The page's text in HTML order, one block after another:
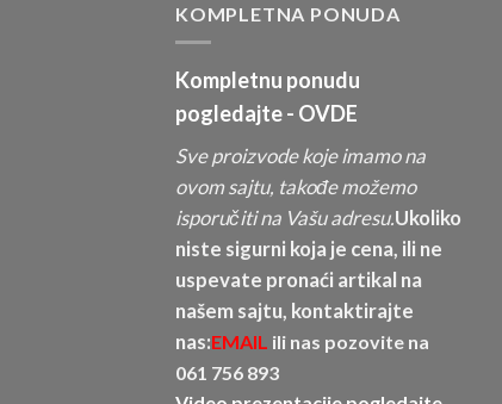
KOMPLETNA PONUDA
Kompletnu ponudu
pogledajte - OVDE
Sve proizvode koje imamo na
ovom sajtu, takođe možemo
isporučiti na Vašu adresu.Ukoliko
niste sigurni koja je cena, ili ne
uspevate pronaći artikal na
našem sajtu, kontaktirajte
nas:EMAIL ili nas pozovite na
061 756 893